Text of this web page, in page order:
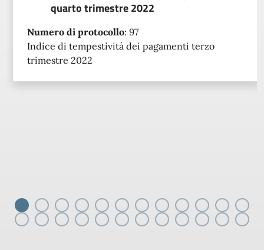
quarto trimestre 2022
Numero di protocollo: 97
Indice di tempestività dei pagamenti terzo
trimestre 2022